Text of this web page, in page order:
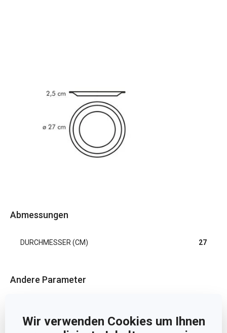
Wir verwenden Cookies um Ihnen
Abmessungen
DURCHMESSER (CM) 27
Andere Parameter